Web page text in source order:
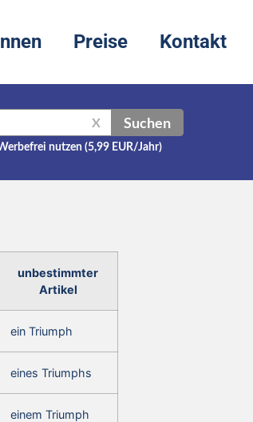
Preise Kontakt
X Suchen
nutzen (5,99 EUR/Jahr)
unbestimmter
Artikel
ein Triumph
eines Triumphs
einem Triumph